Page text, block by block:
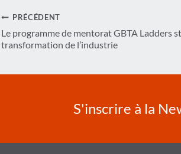
Navigation
de
l’article
PRÉCÉDENT
Le programme de mentorat GBTA Ladders
transformation de l’industrie
S'inscrire à la